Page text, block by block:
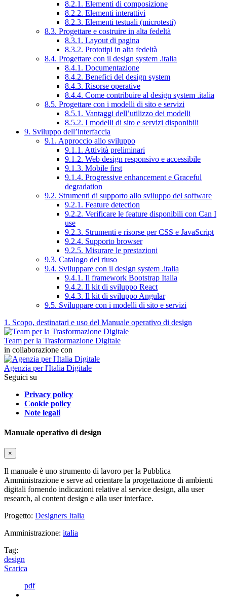
8.2.1. Elementi di composizione
8.2.2. Elementi interattivi
8.2.3. Elementi testuali (microtesti)
8.3. Progettare e costruire in alta fedeltà
8.3.1. Layout di pagina
8.3.2. Prototipi in alta fedeltà
8.4. Progettare con il design system .italia
8.4.1. Documentazione
8.4.2. Benefici del design system
8.4.3. Risorse operative
8.4.4. Come contribuire al design system .italia
8.5. Progettare con i modelli di sito e servizi
8.5.1. Vantaggi dell’utilizzo dei modelli
8.5.2. I modelli di sito e servizi disponibili
9. Sviluppo dell’interfaccia
9.1. Approccio allo sviluppo
9.1.1. Attività preliminari
9.1.2. Web design responsivo e accessibile
9.1.3. Mobile first
9.1.4. Progressive enhancement e Graceful
degradation
9.2. Strumenti di supporto allo sviluppo del software
9.2.1. Feature detection
9.2.2. Verificare le feature disponibili con Can I
use
9.2.3. Strumenti e risorse per CSS e JavaScript
9.2.4. Supporto browser
9.2.5. Misurare le prestazioni
9.3. Catalogo del riuso
9.4. Sviluppare con il design system .italia
9.4.1. Il framework Bootstrap Italia
9.4.2. Il kit di sviluppo React
9.4.3. Il kit di sviluppo Angular
9.5. Sviluppare con i modelli di sito e servizi
1. Scopo, destinatari e uso del Manuale operativo di design
Team per la Trasformazione Digitale
in collaborazione con
Agenzia per l'Italia Digitale
Seguici su
Privacy policy
Cookie policy
Note legali
Manuale operativo di design
×
Il manuale è uno strumento di lavoro per la Pubblica
Amministrazione e serve ad orientare la progettazione di ambienti
digitali fornendo indicazioni relative al service design, alla user
research, al content design e alla user interface.
Progetto: Designers Italia
Amministrazione: italia
Tag:
design
Scarica
pdf